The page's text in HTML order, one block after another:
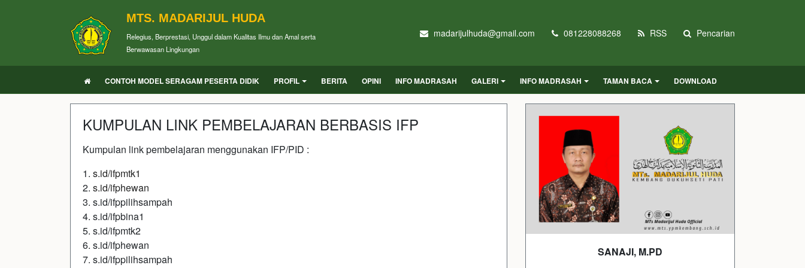
MTS. MADARIJUL HUDA
Relegius, Berprestasi, Unggul dalam Kualitas Ilmu dan Amal serta
Berwawasan Lingkungan
madarijulhuda@gmail.com 081228088268 RSS Pencarian
CONTOH MODEL SERAGAM PESERTA DIDIK PROFIL BERITA OPINI INFO MADRASAH GALERI INFO MADRASAH TAMAN BACA DOWNLOAD
KUMPULAN LINK PEMBELAJARAN BERBASIS IFP
Kumpulan link pembelajaran menggunakan IFP/PID :
1. s.id/ifpmtk1
2. s.id/ifphewan
3. s.id/ifppilihsampah
4. s.id/ifpbina1
5. s.id/ifpmtk2
6. s.id/ifphewan
7. s.id/ifppilihsampah
SANAJI, M.PD